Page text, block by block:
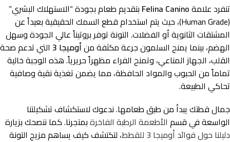
تنفرد علامةFelina Canino بتقديم طعام بجودة “الاستهلاك البشري”
(Human Grade)، حيث يتم استخدام قطع السمك الحقيقية بعيداً عن
المشتقات الثانوية أو الفضلات. التونة توفر بروتيناً عالي الجودة وسهل
الهضم، بينما يمنح السلمون جرعة مكثفة منأوميجا 3
التي تدعم صحة
القلب، الجهاز المناعي، وتمنح الفراء مظهراً حريرياً. هذه الوجبة خالية
تماماً من الحبوب والمواد الحافظة، مما يضمن تغذية نقية وصافية
تحاكي الطبيعة.
جمال قطتك يبدأ من طبق طعامها. ندعوك لاستكشاف تشكيلتنا
الواسعة في قسم الأطعمة الرطبة الفاخرةبمتجرنا. كما ننصحك بزيارة
دليلنا حول فوائد أوميجا 3 للقطط
، لتكتشف كيف يساهم مزيج التونة